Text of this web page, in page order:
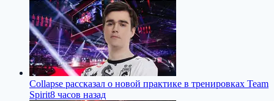
Collapse рассказал о новой практике в тренировках Team
Spirit8 часов назад